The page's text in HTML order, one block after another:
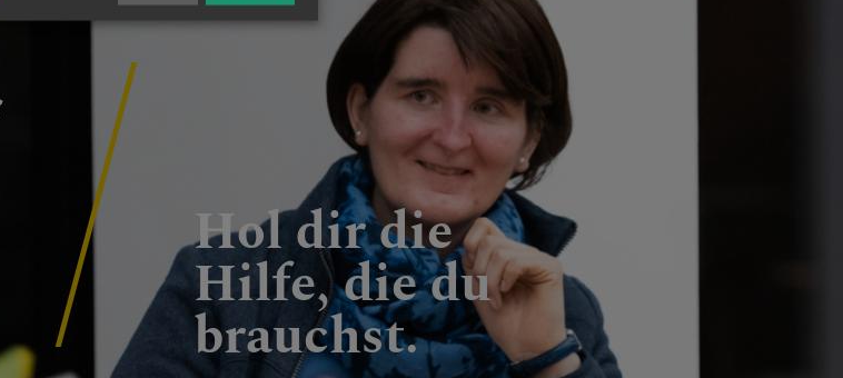
Hol dir die
Hilfe, die du
brauchst.